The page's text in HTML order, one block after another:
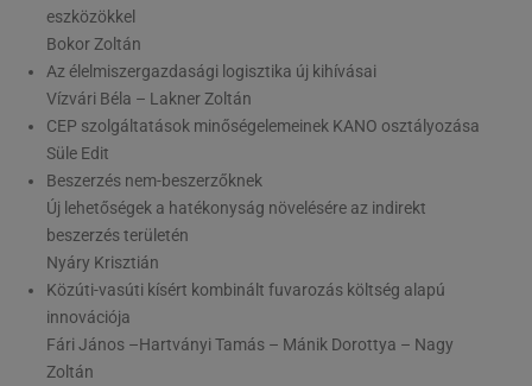
eszközökkel
Bokor Zoltán
Az élelmiszergazdasági logisztika új kihívásai
Vízvári Béla – Lakner Zoltán
CEP szolgáltatások minőségelemeinek KANO osztályozása
Süle Edit
Beszerzés nem-beszerzőknek
Új lehetőségek a hatékonyság növelésére az indirekt
beszerzés területén
Nyáry Krisztián
Közúti-vasúti kísért kombinált fuvarozás költség alapú
innovációja
Fári János –Hartványi Tamás – Mánik Dorottya – Nagy
Zoltán